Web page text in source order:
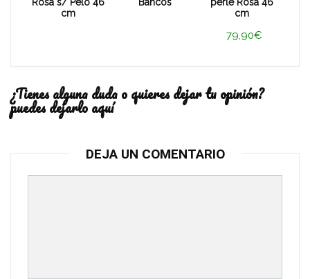
Rosa s/ Pelo 46
cm
Bancos
perlé Rosa 46
cm
79,90€
¿Tienes alguna duda o quieres dejar tu opinión?
puedes dejarlo aquí
DEJA UN COMENTARIO